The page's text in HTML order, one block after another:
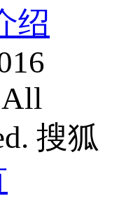
绍
All
搜狐